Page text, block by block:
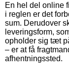
En hel del online
i reglen er det
sum. Derudover
leveringsform,
opholder sig tæt
– er at få
afhentningssted.